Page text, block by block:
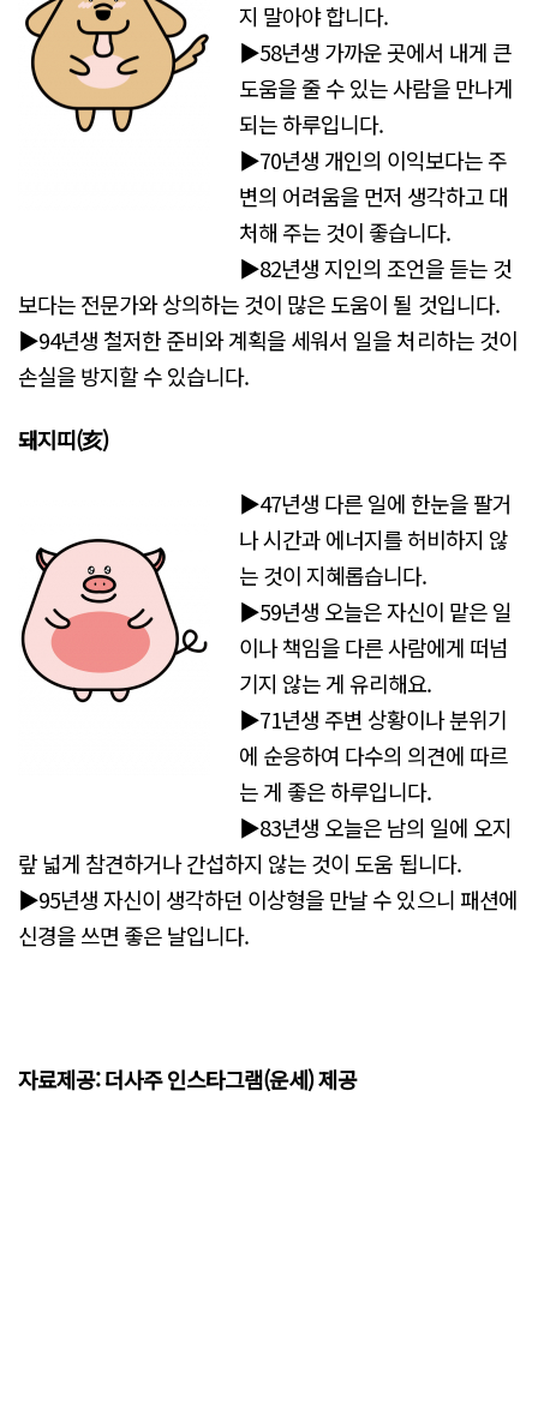
지 말아야 합니다.
▶58년생 가까운 곳에서 내게 큰
도움을 줄 수 있는 사람을 만나게
되는 하루입니다.
▶70년생 개인의 이익보다는 주
변의 어려움을 먼저 생각하고 대
처해 주는 것이 좋습니다.
▶82년생 지인의 조언을 듣는 것
보다는 전문가와 상의하는 것이 많은 도움이 될 것입니다.
▶94년생 철저한 준비와 계획을 세워서 일을 처리하는 것이
손실을 방지할 수 있습니다.
돼지띠(亥)
▶47년생 다른 일에 한눈을 팔거
나 시간과 에너지를 허비하지 않
는 것이 지혜롭습니다.
▶59년생 오늘은 자신이 맡은 일
이나 책임을 다른 사람에게 떠넘
기지 않는 게 유리해요.
▶71년생 주변 상황이나 분위기
에 순응하여 다수의 의견에 따르
는 게 좋은 하루입니다.
▶83년생 오늘은 남의 일에 오지
랖 넓게 참견하거나 간섭하지 않는 것이 도움 됩니다.
▶95년생 자신이 생각하던 이상형을 만날 수 있으니 패션에
신경을 쓰면 좋은 날입니다.
자료제공: 더사주 인스타그램(운세) 제공